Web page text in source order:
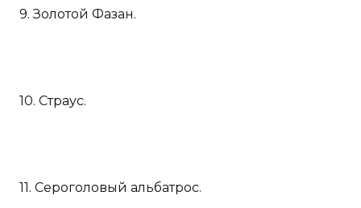
9. Золотой Фазан.
10. Страус.
11. Сероголовый альбатрос.